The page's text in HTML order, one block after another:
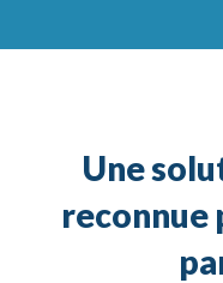
Une
reconnue